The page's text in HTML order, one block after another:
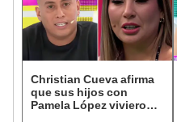
Christian Cueva afirma
que sus hijos con
Pamela López vivieron